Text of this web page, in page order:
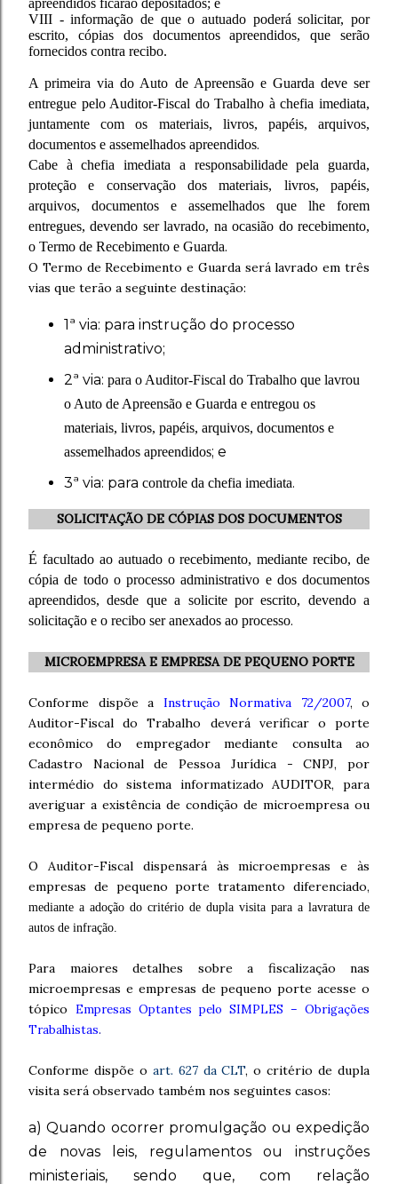
apreendidos ficarão depositados; e
VIII - informação de que o autuado poderá solicitar, por
escrito, cópias dos documentos apreendidos, que serão
fornecidos contra recibo.
A primeira via do Auto de Apreensão e Guarda deve ser
entregue pelo Auditor-Fiscal do Trabalho à chefia imediata,
juntamente com os materiais, livros, papéis, arquivos,
documentos e assemelhados apreendidos.
Cabe à chefia imediata a responsabilidade pela guarda,
proteção e conservação dos materiais, livros, papéis,
arquivos, documentos e assemelhados que lhe forem
entregues, devendo ser lavrado, na ocasião do recebimento,
o Termo de Recebimento e Guarda.
O Termo de Recebimento e Guarda será lavrado em três
vias que terão a seguinte destinação:
1ª via: para instrução do processo
administrativo;
2ª via: para o Auditor-Fiscal do Trabalho que lavrou
o Auto de Apreensão e Guarda e entregou os
materiais, livros, papéis, arquivos, documentos e
assemelhados apreendidos; e
3ª via: para controle da chefia imediata.
SOLICITAÇÃO DE CÓPIAS DOS DOCUMENTOS
É facultado ao autuado o recebimento, mediante recibo, de
cópia de todo o processo administrativo e dos documentos
apreendidos, desde que a solicite por escrito, devendo a
solicitação e o recibo ser anexados ao processo.
MICROEMPRESA E EMPRESA DE PEQUENO PORTE
Conforme dispõe a Instrução Normativa 72/2007, o
Auditor-Fiscal do Trabalho deverá verificar o porte
econômico do empregador mediante consulta ao
Cadastro Nacional de Pessoa Jurídica - CNPJ, por
intermédio do sistema informatizado AUDITOR, para
averiguar a existência de condição de microempresa ou
empresa de pequeno porte.
O Auditor-Fiscal dispensará às microempresas e às
empresas de pequeno porte tratamento diferenciado,
mediante a adoção do critério de dupla visita para a lavratura de
autos de infração.
Para maiores detalhes sobre a fiscalização nas
microempresas e empresas de pequeno porte acesse o
tópico Empresas Optantes pelo SIMPLES – Obrigações
Trabalhistas.
Conforme dispõe o art. 627 da CLT, o critério de dupla
visita será observado também nos seguintes casos:
a) Quando ocorrer promulgação ou expedição
de novas leis, regulamentos ou instruções
ministeriais, sendo que, com relação